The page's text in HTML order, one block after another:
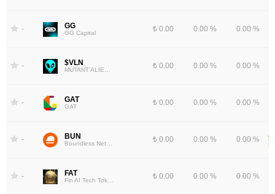
- GG
GG Capital ₺ 0.00 0.00 % 0.00 %
- $VLN ₺ 0.00 0.00 % 0.00 %
- GAT
GAT ₺ 0.00 0.00 % 0.00 %
- BUN ₺ 0.00 0.00 % 0.00 %
- FAT ₺ 0.00 0.00 % 0.00 %